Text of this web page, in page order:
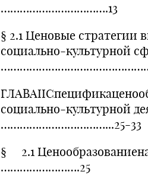
…………………………….13
§ 2.1 Ценовые стратегии
социально-культурной
социально-культурной
……………………………...25-33
§ 2.1
…………………….25